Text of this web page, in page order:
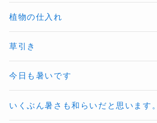
植物の仕入れ
草引き
今日も暑いです
いくぶん暑さも和らいだと思います。